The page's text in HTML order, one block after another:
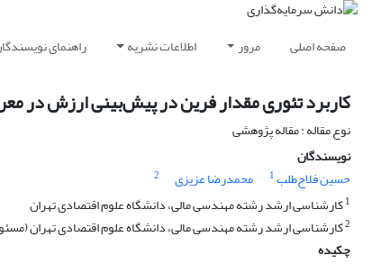
صفحه اصلی مرور اطلاعات نشریه راهنمای
کاربرد تئوری مقدار فرین در پیش‌بینی ارزش در
نوع مقاله : مقاله پژوهشی
نویسندگان
حسین فلاح‌طلب1 محمدرضا عزیزی
2
1کارشناسی ارشد رشته مهندسی مالی، دانشگاه علوم اقتصادی تهران
2کارشناسی ارشد رشته مهندسی مالی، دانشگاه علوم اقتصادی تهران
چکیده